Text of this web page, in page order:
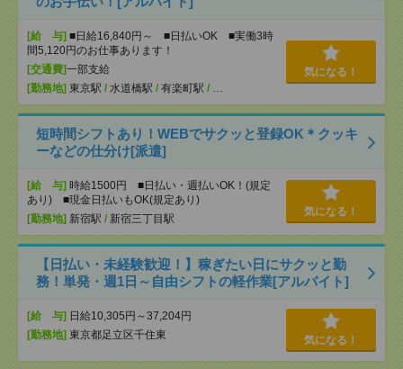
[給 与] ■日給16,840円～ ■日払いOK ■実働3時
間5,120円のお仕事あります！
[交通費]一部支給
[勤務地] 東京駅 / 水道橋駅 / 有楽町駅 / …
気になる！
短時間シフトあり！WEBでサクッと登録OK＊クッキ
ーなどの仕分け[派遣]
[給 与] 時給1500円 ■日払い・週払いOK！(規定
あり) ■現金日払いもOK(規定あり)
[勤務地] 新宿駅 / 新宿三丁目駅
気になる！
【日払い・未経験歓迎！】稼ぎたい日にサクッと勤
務！単発・週1日～自由シフトの軽作業[アルバイト]
[給 与] 日給10,305円～37,204円
[勤務地] 東京都足立区千住東 気になる！